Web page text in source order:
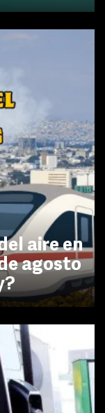
aire en
agosto